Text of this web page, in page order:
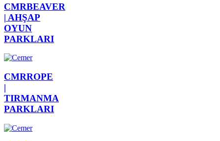
CMRBEAVER
| AHŞAP
OYUN
PARKLARI
CMRROPE
|
TIRMANMA
PARKLARI